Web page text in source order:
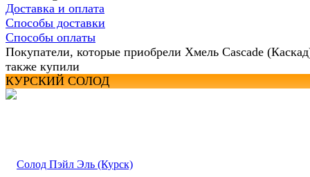
Доставка и оплата
Способы доставки
Способы оплаты
Покупатели, которые приобрели Хмель Cascade
также купили
КУРСКИЙ СОЛОД